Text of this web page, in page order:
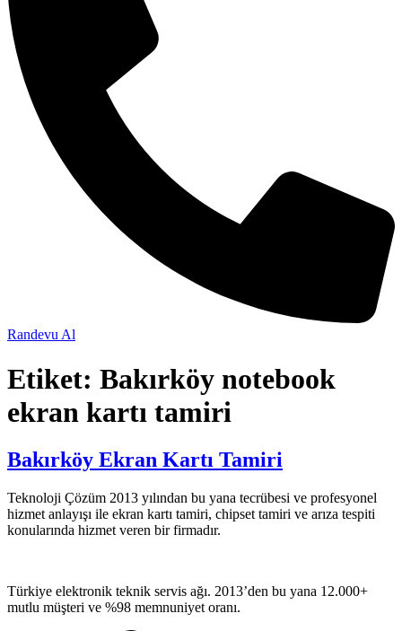
Randevu Al
Etiket: Bakırköy notebook
ekran kartı tamiri
Bakırköy Ekran Kartı Tamiri
Teknoloji Çözüm 2013 yılından bu yana tecrübesi ve profesyonel
hizmet anlayışı ile ekran kartı tamiri, chipset tamiri ve arıza tespiti
konularında hizmet veren bir firmadır.
Türkiye elektronik teknik servis ağı. 2013’den bu yana 12.000+
mutlu müşteri ve %98 memnuniyet oranı.